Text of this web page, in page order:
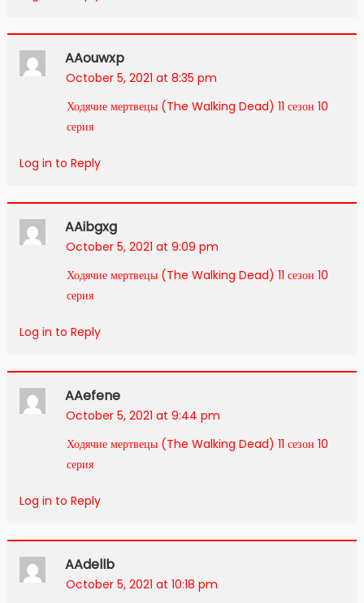
AAouwxp
October 5, 2021 at 8:35 pm
Ходячие мертвецы (The Walking Dead) 11 сезон 10
серия
Log in to Reply
AAibgxg
October 5, 2021 at 9:09 pm
Ходячие мертвецы (The Walking Dead) 11 сезон 10
серия
Log in to Reply
AAefene
October 5, 2021 at 9:44 pm
Ходячие мертвецы (The Walking Dead) 11 сезон 10
серия
Log in to Reply
AAdellb
October 5, 2021 at 10:18 pm